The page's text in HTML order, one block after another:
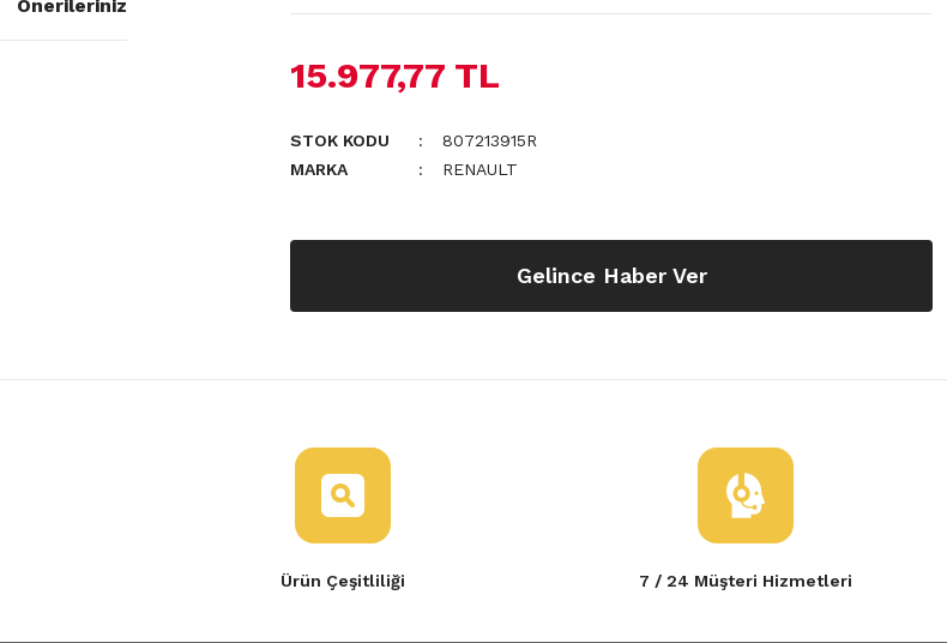
Önerileriniz
15.977,77 TL
STOK KODU
807213915R
MARKA
RENAULT
Gelince Haber Ver
Ürün Çeşitliliği 7 / 24 Müşteri Hizmetleri